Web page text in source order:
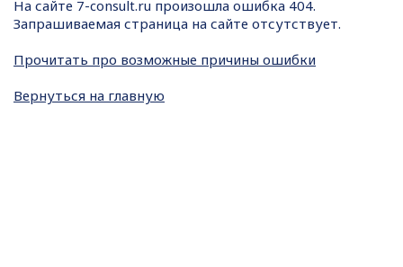
На сайте 7-consult.ru произошла ошибка 404.
Запрашиваемая страница на сайте отсутствует.
Прочитать про возможные причины ошибки
Вернуться на главную